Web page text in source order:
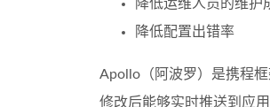
降低运维人员的维护
降低配置出错率
Apollo（阿波罗）是携程
修改后能够实时推送到应